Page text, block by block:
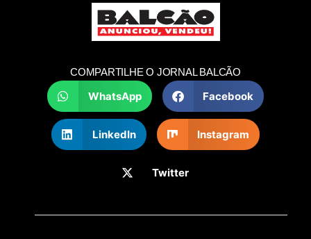
COMPARTILHE O JORNAL BALCÃO
WhatsApp Facebook
LinkedIn Instagram
Twitter